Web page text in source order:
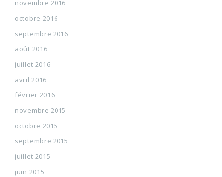
novembre 2016
octobre 2016
septembre 2016
août 2016
juillet 2016
avril 2016
février 2016
novembre 2015
octobre 2015
septembre 2015
juillet 2015
juin 2015